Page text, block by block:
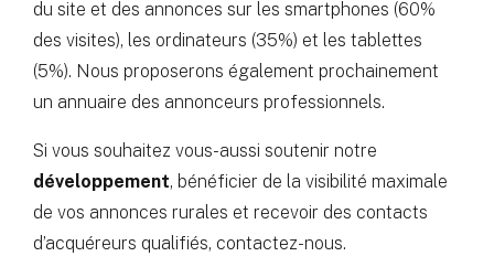
du site et des annonces sur les smartphones (60%
des visites), les ordinateurs (35%) et les tablettes
(5%). Nous proposerons également prochainement
un annuaire des annonceurs professionnels.
Si vous souhaitez vous-aussi soutenir notre
développement, bénéficier de la visibilité maximale
de vos annonces rurales et recevoir des contacts
d’acquéreurs qualifiés, contactez-nous.